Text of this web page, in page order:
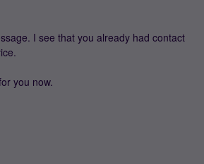
I see that you already had contact
you now.